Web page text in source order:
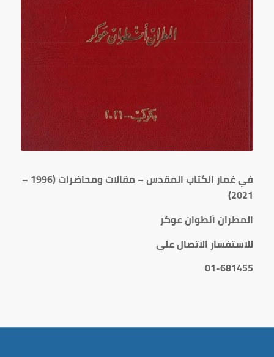
في غمار الكتاب المقدس – مقالات ومحاضرات (1996 –
2021)
المطران أنطوان عوكر
للاستفسار الاتصال على
01-681455